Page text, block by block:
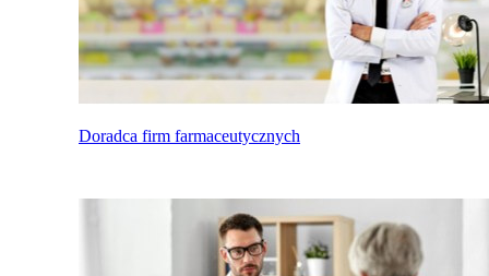
Doradca firm farmaceutycznych